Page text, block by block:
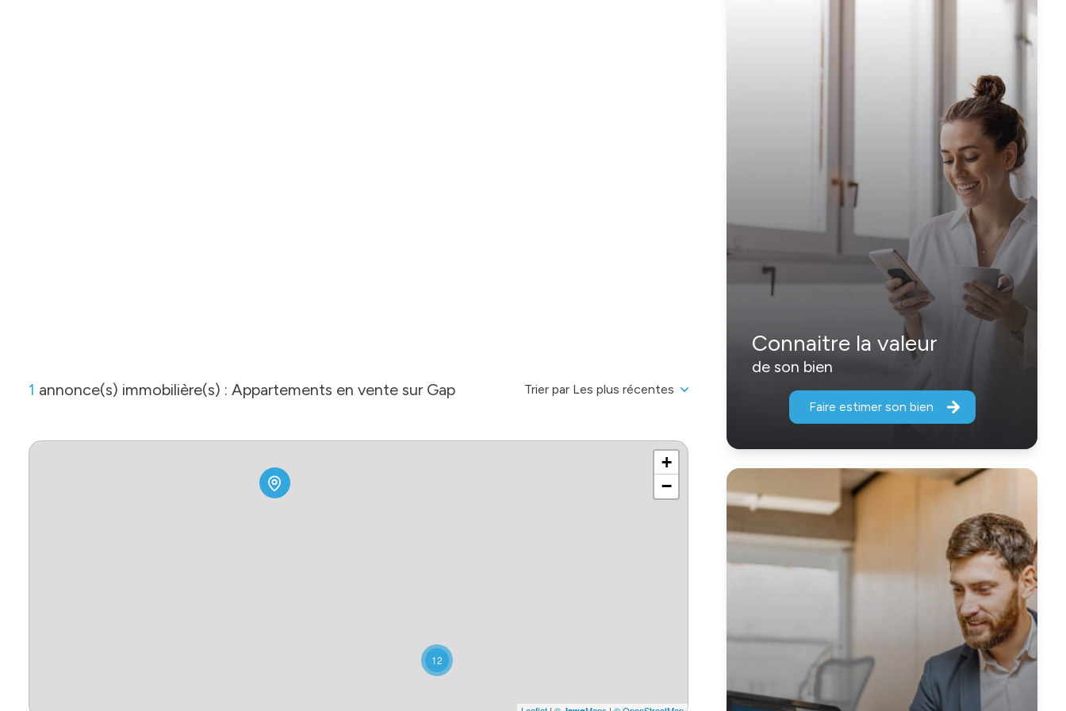
1 annonce(s) immobilière(s) : Appartements en vente sur Gap Trier par Les plus récentes
12
+
−
Connaitre la valeur
de son bien
Faire estimer son bien